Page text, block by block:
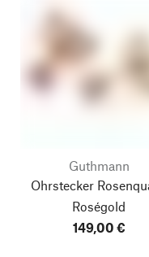
Guthmann
Ohrstecker
Roségold
149,00 €